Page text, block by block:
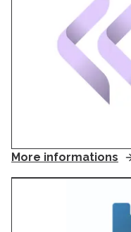
More informations